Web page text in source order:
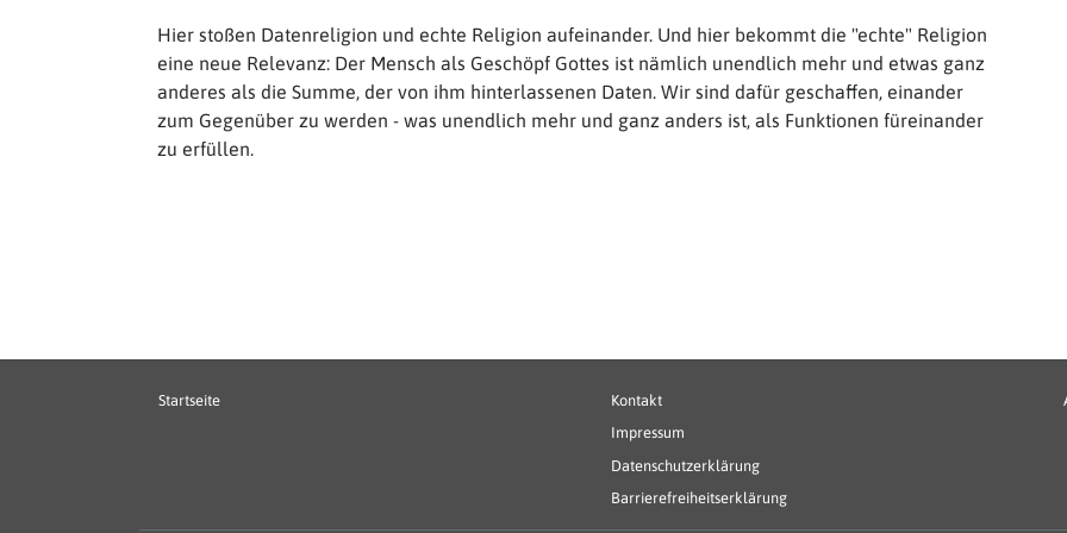
Hier stoßen Datenreligion und echte Religion aufeinander. Und hier bekommt die "echte" Religion
eine neue Relevanz: Der Mensch als Geschöpf Gottes ist nämlich unendlich mehr und etwas ganz
anderes als die Summe, der von ihm hinterlassenen Daten. Wir sind dafür geschaffen, einander
zum Gegenüber zu werden - was unendlich mehr und ganz anders ist, als Funktionen füreinander
zu erfüllen.
Hauptnavigation
Startseite Fußbereichsmenü
Kontakt
Impressum
Datenschutzerklärung
Barrierefreiheitserklärung